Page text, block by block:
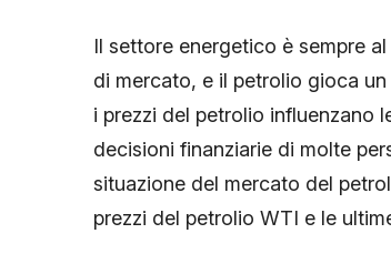
Il settore energetico è sempre
di mercato, e il petrolio gioca
i prezzi del petrolio influenzano
decisioni finanziarie di molte
situazione del mercato del
prezzi del petrolio WTI e le